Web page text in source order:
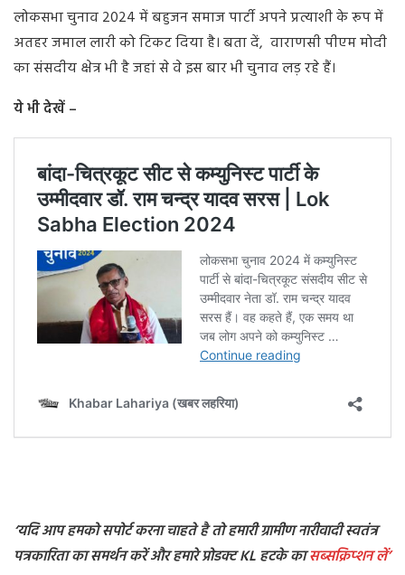
लोकसभा चुनाव 2024 में बहुजन समाज पार्टी अपने प्रत्याशी के रूप में
अतहर जमाल लारी को टिकट दिया है। बता दें, वाराणसी पीएम मोदी
का संसदीय क्षेत्र भी है जहां से वे इस बार भी चुनाव लड़ रहे हैं।
ये भी देखें –
‘यदि आप हमको सपोर्ट करना चाहते है तो हमारी ग्रामीण नारीवादी स्वतंत्र
पत्रकारिता का समर्थन करें और हमारे प्रोडक्ट KL हटके कासब्सक्रिप्शनलें’